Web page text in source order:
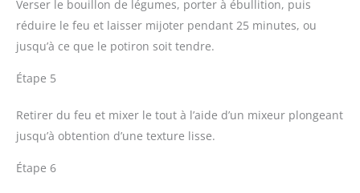
Verser le bouillon de légumes, porter à ébullition, puis
réduire le feu et laisser mijoter pendant 25 minutes, ou
jusqu’à ce que le potiron soit tendre.
Étape 5
Retirer du feu et mixer le tout à l’aide d’un mixeur plongeant
jusqu’à obtention d’une texture lisse.
Étape 6